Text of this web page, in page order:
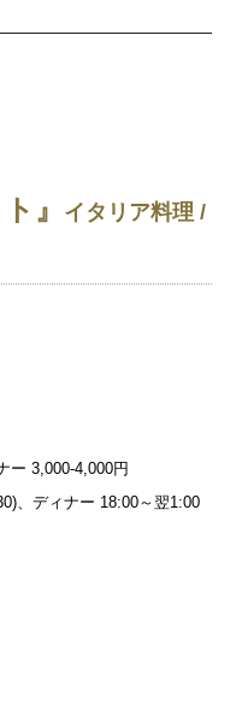
』
イタリア料理 /
ー 3,000-4,000円
、ディナー 18:00～翌1:00